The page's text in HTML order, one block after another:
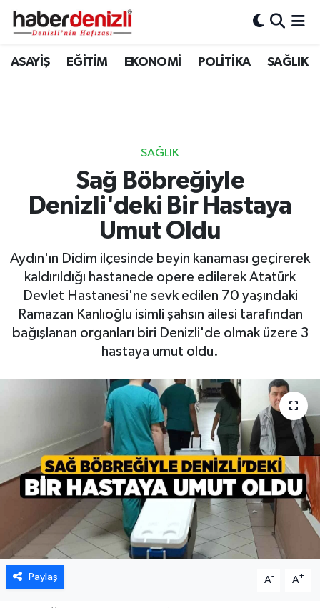
ASAYİŞ EĞİTİM EKONOMİ POLİTİKA SAĞLIK
SAĞLIK
Sağ Böbreğiyle
Denizli'deki Bir Hastaya
Umut Oldu
Aydın'ın Didim ilçesinde beyin kanaması geçirerek
kaldırıldığı hastanede opere edilerek Atatürk
Devlet Hastanesi'ne sevk edilen 70 yaşındaki
Ramazan Kanlıoğlu isimli şahsın ailesi tarafından
bağışlanan organları biri Denizli'de olmak üzere 3
hastaya umut oldu.
Paylaş A- A+
Denizli Nöbetçi Eczaneler
Tüm Manşetler
Son Dakika Haberleri
Haber Arşivi